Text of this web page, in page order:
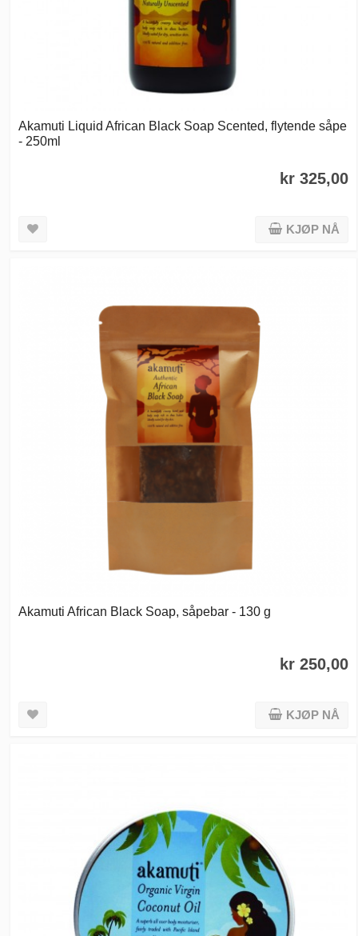
Akamuti Liquid African Black Soap Scented, flytende såpe
- 250ml
kr 325,00
KJØP NÅ
Akamuti African Black Soap, såpebar - 130 g
kr 250,00
KJØP NÅ